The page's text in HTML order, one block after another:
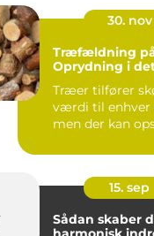
30. nov
Træfældning
Oprydning i
Træer tilfører
værdi til enhver
men der kan
15. sep
Sådan skaber